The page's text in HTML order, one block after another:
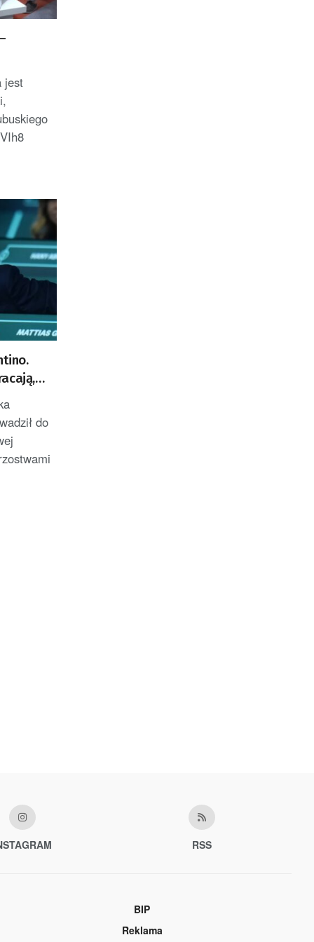
jest
do
RSS
BIP
Reklama